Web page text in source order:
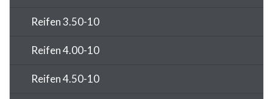
Reifen 3.50-10
Reifen 4.00-10
Reifen 4.50-10